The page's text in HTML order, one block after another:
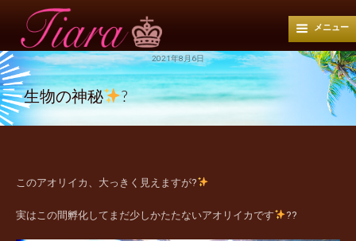
メニュー
2021年8月6日
生物の神秘 ?
このアオリイカ、大っきく見えますが?
実はこの間孵化してまだ少しかたたないアオリイカです ??